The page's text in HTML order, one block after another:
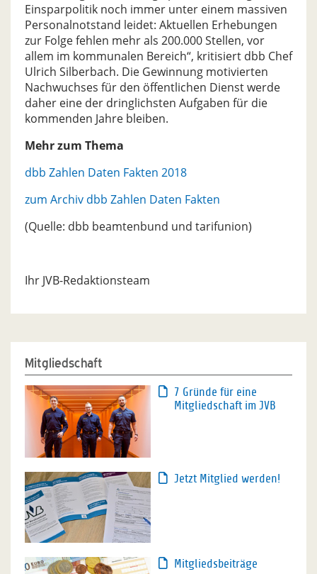
Einsparpolitik noch immer unter einem massiven
Personalnotstand leidet: Aktuellen Erhebungen
zur Folge fehlen mehr als 200.000 Stellen, vor
allem im kommunalen Bereich“, kritisiert dbb Chef
Ulrich Silberbach. Die Gewinnung motivierten
Nachwuchses für den öffentlichen Dienst werde
daher eine der dringlichsten Aufgaben für die
kommenden Jahre bleiben.
Mehr zum Thema
dbb Zahlen Daten Fakten 2018
zum Archiv dbb Zahlen Daten Fakten
(Quelle: dbb beamtenbund und tarifunion)
Ihr JVB-Redaktionsteam
Mitgliedschaft
7 Gründe für eine
Mitgliedschaft im JVB
Jetzt Mitglied werden!
Mitgliedsbeiträge